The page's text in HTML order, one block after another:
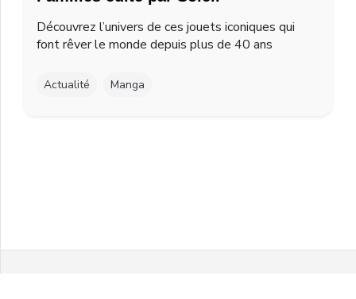
Découvrez l’univers de ces jouets iconiques qui
font rêver le monde depuis plus de 40 ans
Actualité Manga